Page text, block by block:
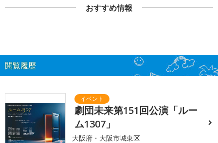
おすすめ情報
閲覧履歴
劇団未来第151回公演「ルー
ム1307」
大阪府・大阪市城東区